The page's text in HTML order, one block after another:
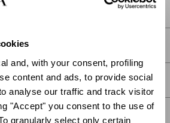
and, with your consent, profiling
content and ads, to provide social
analyse our traffic and track visitor
"Accept" you consent to the use of
granularly select only certain